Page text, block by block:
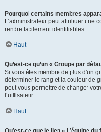
Pourquoi certains membres
L’administrateur peut attribuer une
rendre facilement identifiables.
Haut
Qu’est-ce qu’un « Groupe par
Si vous êtes membre de plus d’un
déterminer le rang et la couleur de
peut vous permettre de changer
l’utilisateur.
Haut
Qu’est-ce que le lien « L’équipe du